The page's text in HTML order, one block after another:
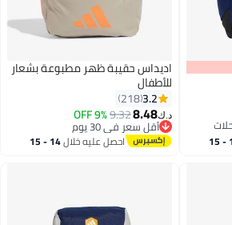
14 - 15
4
اديداس حقيبة ظهر مطبوعة بشعار
للأطفال
3.2
218
د.ك‏8.48
9.32
9% OFFأقل سعر في 30 يوم
بتخلّص بسرعة
أقل سعر في 30 يوماحصل عليه خلال 14 - 15